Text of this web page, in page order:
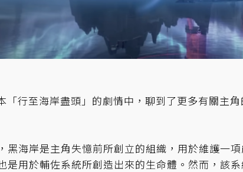
「行至海岸盡頭」的劇情中，聊到了更多有關主
黑海岸是主角失憶前所創立的組織，用於維護一
是用於輔佐系統所創造出來的生命體。然而，該